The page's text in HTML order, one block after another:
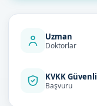
Uzman
Doktorlar
KVKK Güvenli
Başvuru